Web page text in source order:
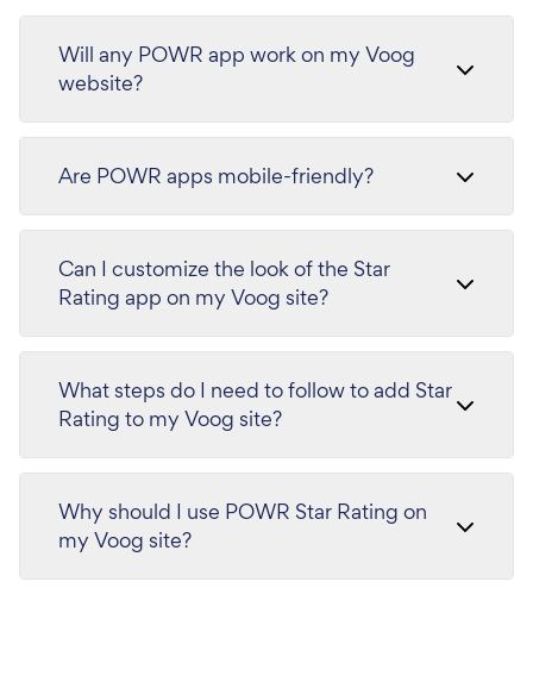
Will any POWR app work on my Voog
website?
Are POWR apps mobile-friendly?
Can I customize the look of the Star
Rating app on my Voog site?
What steps do I need to follow to add Star
Rating to my Voog site?
Why should I use POWR Star Rating on
my Voog site?